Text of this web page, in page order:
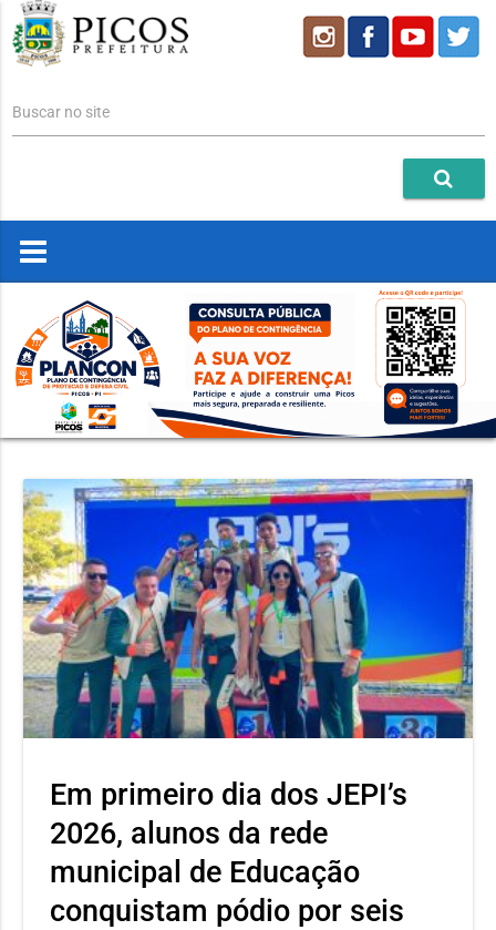
Buscar no site
Em primeiro dia dos JEPI’s
2026, alunos da rede
municipal de Educação
conquistam pódio por seis